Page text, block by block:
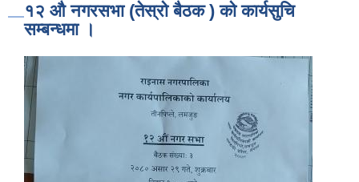
१२ औ नगरसभा (तेस्रो बैठक ) को कार्यसुचि
सम्बन्धमा ।